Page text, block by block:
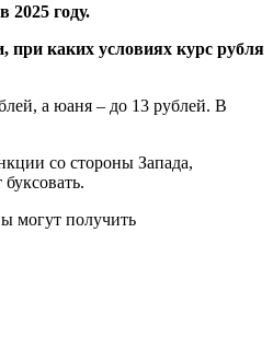
2025 году.
при каких условиях курс рубля
а юаня – до 13 рублей. В
со стороны Запада,
могут получить